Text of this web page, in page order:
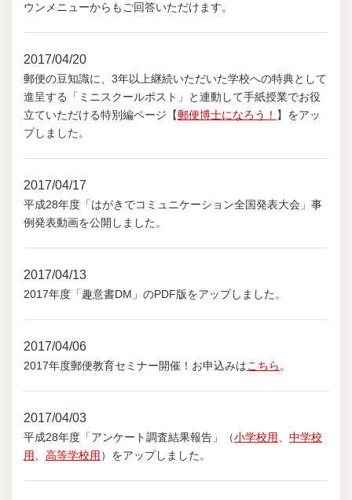
ウンメニューからもご回答いただけます。
2017/04/20
郵便の豆知識に、3年以上継続いただいた学校への特典として
進呈する「ミニスクールポスト」と連動して手紙授業でお役
立ていただける特別編ページ【郵便博士になろう！ 】をアッ
プしました。
2017/04/17
平成28年度「はがきでコミュニケーション全国発表大会」事
例発表動画を公開しました。
2017/04/13
2017年度「趣意書DM」のPDF版をアップしました。
2017/04/06
2017年度郵便教育セミナー開催！お申込みはこちら 。
2017/04/03
平成28年度「アンケート調査結果報告」（小学校用
中学校
用
高等学校用 ）をアップしました。